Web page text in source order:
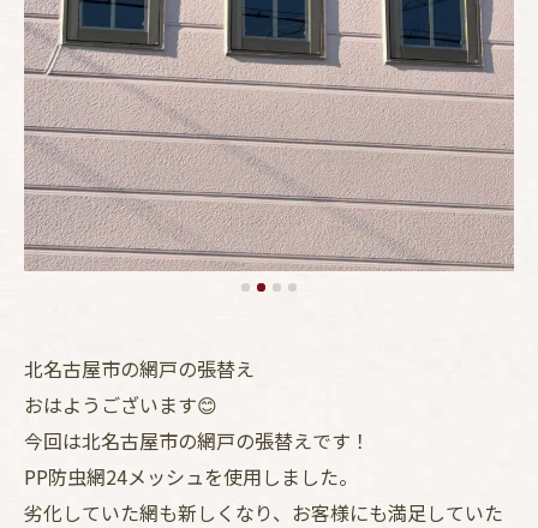
北名古屋市の網戸の張替え
おはようございます😊
今回は北名古屋市の網戸の張替えです！
PP防虫網24メッシュを使用しました。
劣化していた網も新しくなり、お客様にも満足していた